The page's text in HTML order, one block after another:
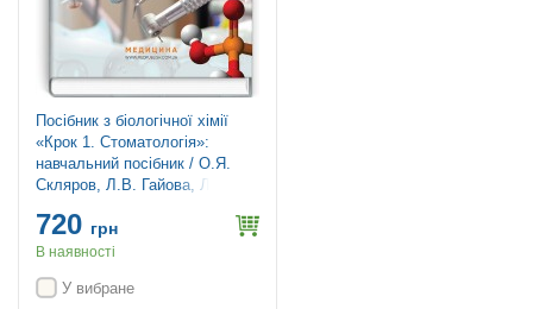
Посібник з біологічної хімії
«Крок 1. Стоматологія»:
навчальний посібник / О.Я.
Скляров, Л.В. Гайова, Л.В.
О.П. Хаврона, Т.І. Бондарчук
720 грн
В наявності
У вибране